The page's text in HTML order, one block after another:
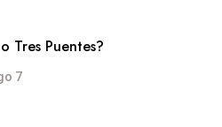
Tres Puentes?
7